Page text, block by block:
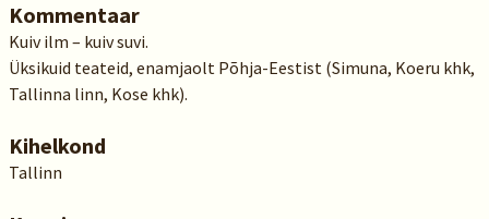
Kommentaar
Kuiv ilm – kuiv suvi.
Üksikuid teateid, enamjaolt Põhja-Eestist (Simuna, Koeru khk,
Tallinna linn, Kose khk).
Kihelkond
Tallinn